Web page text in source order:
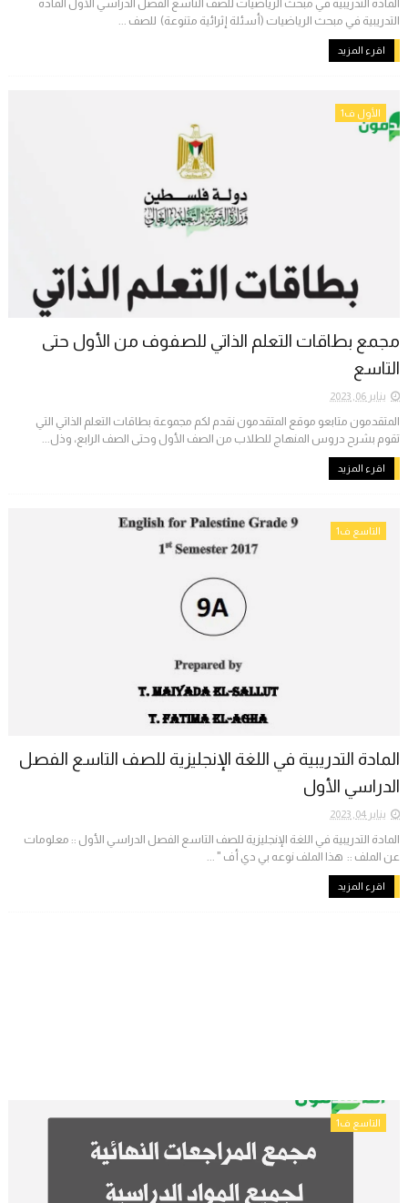
المادة التدريبية في مبحث الرياضيات للصف التاسع الفصل الدراسي الأول المادة
التدريبية في مبحث الرياضيات (أسئلة إثرائية متنوعة) للصف ...
اقرء المزيد
الأول ف1
مجمع بطاقات التعلم الذاتي للصفوف من الأول حتى
التاسع
يناير 06, 2023
المتقدمون متابعو موقع المتقدمون نقدم لكم مجموعة بطاقات التعلم الذاتي التي
تقوم بشرح دروس المنهاج للطلاب من الصف الأول وحتى الصف الرابع، وذل...
اقرء المزيد
التاسع ف1
المادة التدريبية في اللغة الإنجليزية للصف التاسع الفصل
الدراسي الأول
يناير 04, 2023
المادة التدريبية في اللغة الإنجليزية للصف التاسع الفصل الدراسي الأول :: معلومات
عن الملف :: هذا الملف نوعه بي دي أف " ...
اقرء المزيد
التاسع ف1